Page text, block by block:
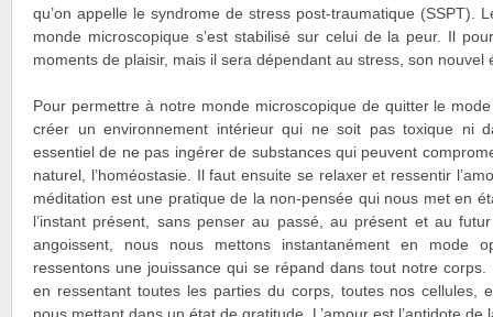
qu’on appelle le syndrome de stress post-traumatique (SSPT).
monde microscopique s’est stabilisé sur celui de la peur. Il
moments de plaisir, mais il sera dépendant au stress, son nouvel
Pour permettre à notre monde microscopique de quitter le
créer un environnement intérieur qui ne soit pas toxique ni
essentiel de ne pas ingérer de substances qui peuvent
naturel, l’homéostasie. Il faut ensuite se relaxer et ressentir
méditation est une pratique de la non-pensée qui nous met en
l’instant présent, sans penser au passé, au présent et au
angoissent, nous nous mettons instantanément en mode
ressentons une jouissance qui se répand dans tout notre
en ressentant toutes les parties du corps, toutes nos cellules,